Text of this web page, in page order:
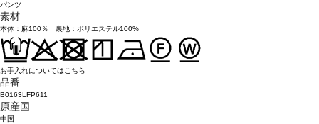
パンツ
素材
本体：麻100％ 裏地：ポリエステル100%
お手入れについてはこちら
品番
B0163LFP611
原産国
中国